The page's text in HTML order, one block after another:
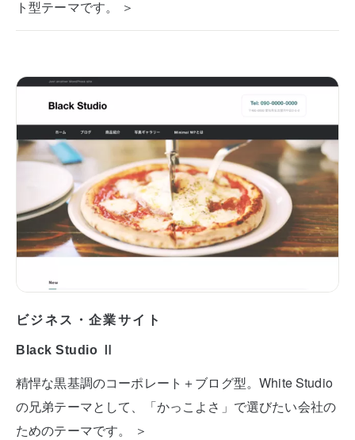
ト型テーマです。 ＞
ビジネス・企業サイト
Black Studio Ⅱ
精悍な黒基調のコーポレート＋ブログ型。White Studio
の兄弟テーマとして、「かっこよさ」で選びたい会社の
ためのテーマです。 ＞